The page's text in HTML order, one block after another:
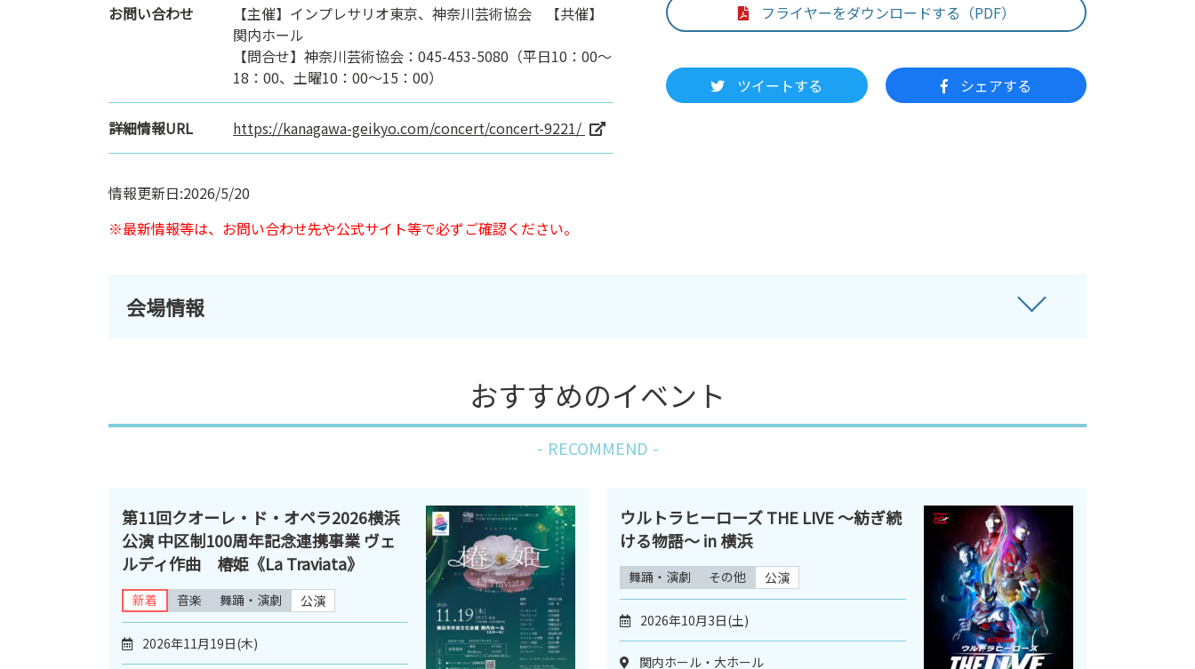
フライヤーをダウンロードする（PDF）
ツイートする シェアする
お問い合わせ
【主催】インプレサリオ東京、神奈川芸術協会 【共催】
関内ホール
【問合せ】神奈川芸術協会：045-453-5080（平日10：00～
18：00、土曜10：00～15：00）
詳細情報URL https://kanagawa-geikyo.com/concert/concert-9221/
情報更新日:2026/5/20
※最新情報等は、お問い合わせ先や公式サイト等で必ずご確認ください。
会場情報
おすすめのイベント
RECOMMEND
第11回クオーレ・ド・オペラ2026横浜
公演 中区制100周年記念連携事業 ヴェ
ルディ作曲 椿姫《La Traviata》
新着 音楽 舞踊・演劇 公演
2026年11月19日(木)
ウルトラヒーローズ THE LIVE ～紡ぎ続
ける物語～ in 横浜
舞踊・演劇 その他 公演
2026年10月3日(土)
関内ホール・大ホール